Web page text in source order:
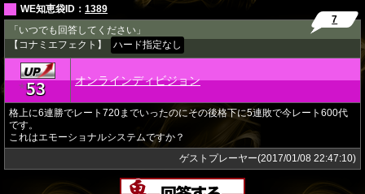
WE知恵袋ID： 1389
「いつでも回答してください」
【コナミエフェクト】
ハード指定なし
7
★53 オンラインディビジョン
格上に6連勝でレート720までいったのにその後格下に5連敗で今レート600代
です。
これはエモーショナルシステムですか？
ゲストプレーヤー(2017/01/08 22:47:10)